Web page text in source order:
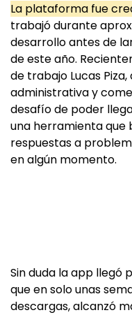
La plataforma fue
trabajó durante
desarrollo antes de
de este año.
de trabajo Lucas
administrativa y
desafío de poder
una herramienta que
respuestas a
en algún momento.
Sin duda la app llegó
que en solo unas
descargas, alcanzó